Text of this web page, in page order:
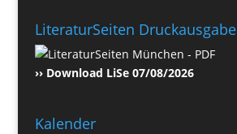
LiteraturSeiten Druckausgabe
›› Download LiSe 07/08/2026
Kalender